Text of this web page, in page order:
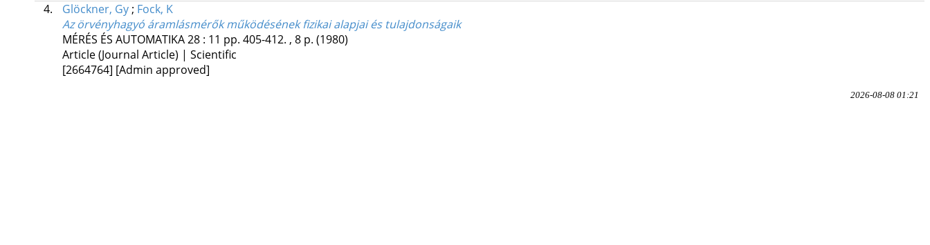
4.
Glöckner, Gy; Fock, K
Az örvényhagyó áramlásmérők működésének fizikai alapjai és tulajdonságaik
MÉRÉS ÉS AUTOMATIKA28: 11 pp. 405-412. , 8 p. (1980)
Article (Journal Article) | Scientific
[2664764] [Admin approved]
2026-08-08 01:21